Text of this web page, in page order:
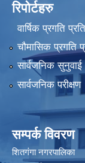
रिपोर्टहरु
वार्षिक प्रगति
चौमासिक प्रगति
सार्वजनिक सुनुवाई
सार्वजनिक परीक्षण
सम्पर्क विवरण
शितगंगा नगरपालिका